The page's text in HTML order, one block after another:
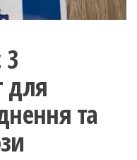
3
для
та